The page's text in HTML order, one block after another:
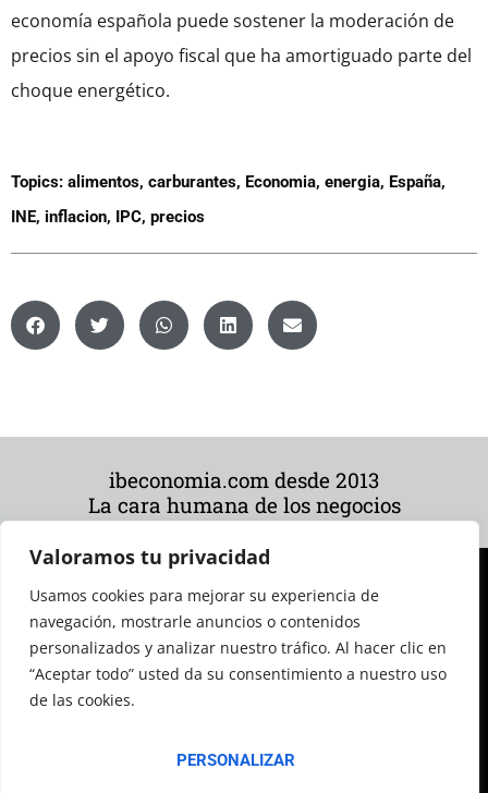
Valoramos tu privacidad
Usamos cookies para mejorar su experiencia de
navegación, mostrarle anuncios o contenidos
personalizados y analizar nuestro tráfico. Al hacer clic en
“Aceptar todo” usted da su consentimiento a nuestro uso
de las cookies.
PERSONALIZAR
economía española puede sostener la moderación de
precios sin el apoyo fiscal que ha amortiguado parte del
choque energético.
Topics: alimentos, carburantes, Economia, energia, España,
INE, inflacion, IPC, precios
ibeconomia.com desde 2013
La cara humana de los negocios